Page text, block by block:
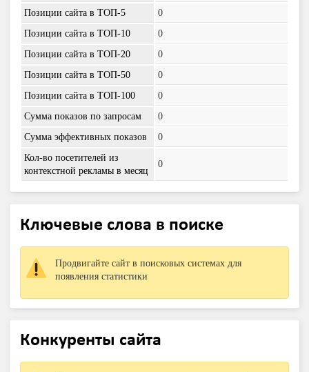
Позиции сайта в ТОП-5
0
Позиции сайта в ТОП-10
0
Позиции сайта в ТОП-20
0
Позиции сайта в ТОП-50
0
Позиции сайта в ТОП-100
0
Сумма показов по запросам
0
Сумма эффективных показов
0
Кол-во посетителей из
контекстной рекламы в месяц
0
Ключевые слова в поиске
Продвигайте сайт в поисковых системах для
появления статистики
Конкуренты сайта